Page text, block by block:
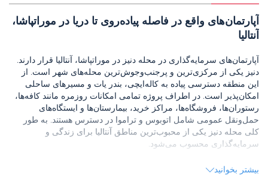
آپارتمان‌های واقع در فاصله پیاده‌روی تا دریا در موراتپاشا،
آنتالیا
آپارتمان‌های سرمایه‌گذاری در محله دنیز در موراتپاشا، آنتالیا قرار دارند.
دنیز یکی از مرکزی‌ترین و پرجنب‌وجوش‌ترین محله‌های شهر است. از
این منطقه دسترسی پیاده به کاله‌ایچی، بندر یات و مسیرهای ساحلی
امکان‌پذیر است. در اطراف پروژه تمامی امکانات روزمره مانند کافه‌ها،
رستوران‌ها، فروشگاه‌ها، مراکز خرید، بیمارستان‌ها و ایستگاه‌های
حمل‌ونقل عمومی شامل اتوبوس و تراموا در دسترس هستند. به طور
کلی محله دنیز یکی از محبوب‌ترین مناطق آنتالیا برای زندگی و
سرمایه‌گذاری محسوب می‌شود.
پارکینگ سرپوشیده و آسانسور می‌باشد.
بیشتر بخوانید